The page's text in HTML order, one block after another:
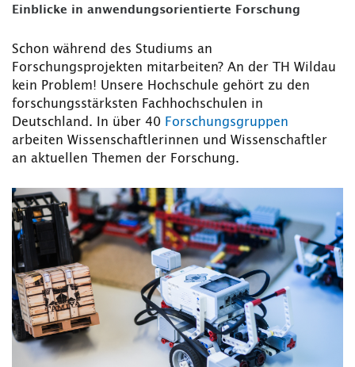
Einblicke in anwendungsorientierte Forschung
Schon während des Studiums an
Forschungsprojekten mitarbeiten? An der TH Wildau
kein Problem! Unsere Hochschule gehört zu den
forschungsstärksten Fachhochschulen in
Deutschland. In über 40 Forschungsgruppen
arbeiten Wissenschaftlerinnen und Wissenschaftler
an aktuellen Themen der Forschung.